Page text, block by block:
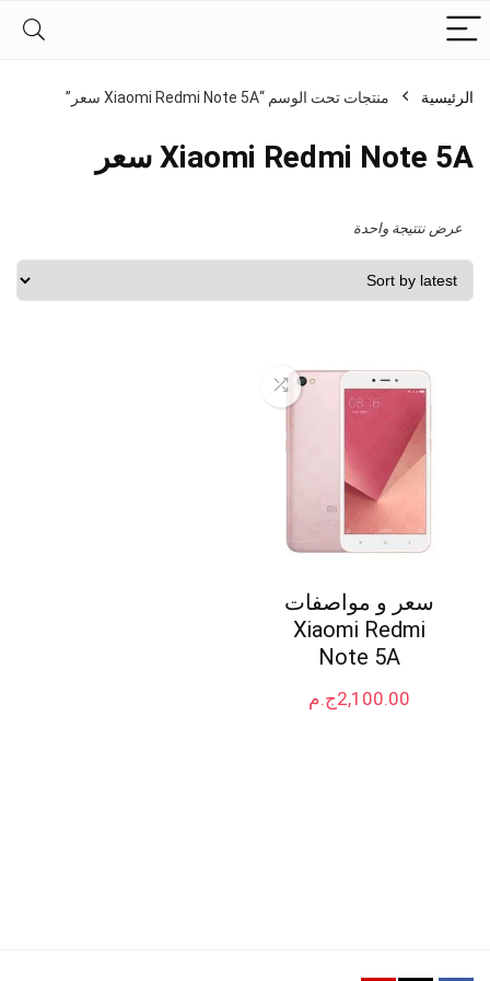
الرئيسية منتجات تحت الوسم “Xiaomi Redmi Note 5A سعر”
Xiaomi Redmi Note 5A سعر
عرض نتتيجة واحدة
سعر و مواصفات
Xiaomi Redmi
Note 5A
ج.م2,100.00